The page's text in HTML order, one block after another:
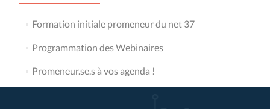
Formation initiale promeneur du net 37
Programmation des Webinaires
Promeneur.se.s à vos agenda !